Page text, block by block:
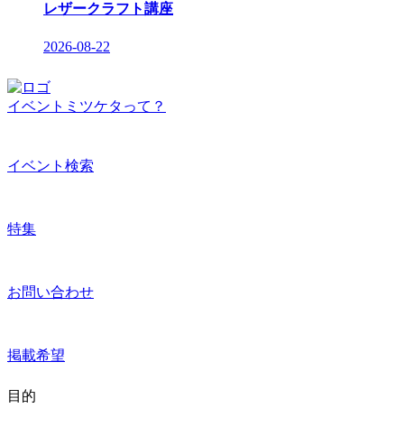
レザークラフト講座
2026-08-22
イベントミツケタって？
イベント検索
特集
お問い合わせ
掲載希望
目的